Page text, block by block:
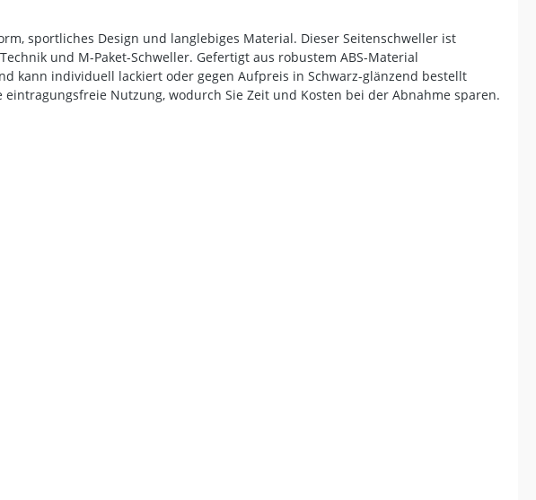
sportliches Design und langlebiges Material. Dieser Seitenschweller ist
und M-Paket-Schweller. Gefertigt aus robustem ABS-Material
kann individuell lackiert oder gegen Aufpreis in Schwarz-glänzend bestellt
Nutzung, wodurch Sie Zeit und Kosten bei der Abnahme sparen.